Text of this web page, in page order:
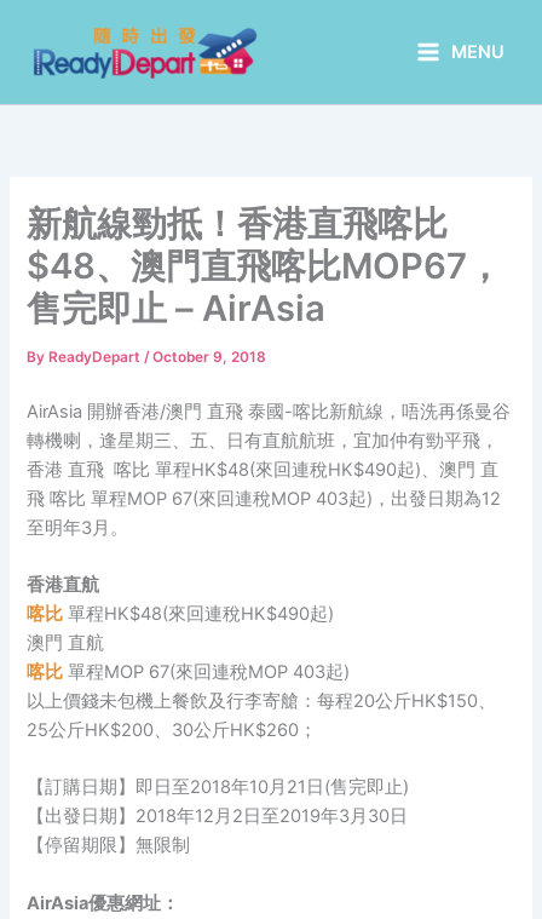
content
MENU
新航線勁抵！香港直飛喀比
$48、澳門直飛喀比MOP67，
售完即止 – AirAsia
By ReadyDepart/October 9, 2018
AirAsia 開辦香港/澳門 直飛 泰國-喀比新航線，唔洗再係曼谷
轉機喇，逢星期三、五、日有直航航班，宜加仲有勁平飛，
香港 直飛 喀比 單程HK$48(來回連稅HK$490起)、澳門 直
飛 喀比 單程MOP 67(來回連稅MOP 403起)，出發日期為12
至明年3月。
香港直航
喀比 單程HK$48(來回連稅HK$490起)
澳門 直航
喀比 單程MOP 67(來回連稅MOP 403起)
以上價錢未包機上餐飲及行李寄艙：每程20公斤HK$150、
25公斤HK$200、30公斤HK$260；
【訂購日期】即日至2018年10月21日(售完即止)
【出發日期】2018年12月2日至2019年3月30日
【停留期限】無限制
AirAsia優惠網址：